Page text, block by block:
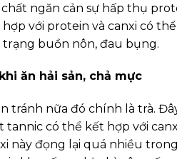
chất ngăn cản sự hấp thụ
với protein và canxi có
buồn nôn, đau bụng.
ăn hải sản, chả mực
tránh nữa đó chính là trà.
tannic có thể kết hợp với
này đọng lại quá nhiều